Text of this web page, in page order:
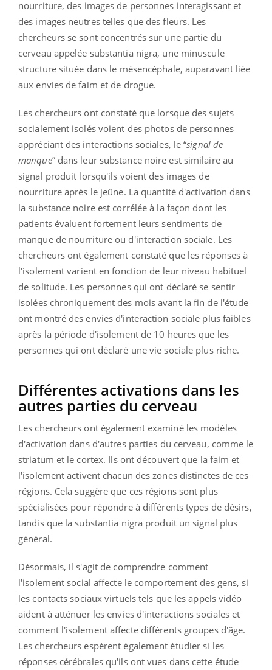
nourriture, des images de personnes interagissant et
des images neutres telles que des fleurs. Les
chercheurs se sont concentrés sur une partie du
cerveau appelée substantia nigra, une minuscule
structure située dans le mésencéphale, auparavant liée
aux envies de faim et de drogue.
Les chercheurs ont constaté que lorsque des sujets
socialement isolés voient des photos de personnes
appréciant des interactions sociales, le “signal de
manque” dans leur substance noire est similaire au
signal produit lorsqu'ils voient des images de
nourriture après le jeûne. La quantité d'activation dans
la substance noire est corrélée à la façon dont les
patients évaluent fortement leurs sentiments de
manque de nourriture ou d'interaction sociale. Les
chercheurs ont également constaté que les réponses à
l'isolement varient en fonction de leur niveau habituel
de solitude. Les personnes qui ont déclaré se sentir
isolées chroniquement des mois avant la fin de l'étude
ont montré des envies d'interaction sociale plus faibles
après la période d'isolement de 10 heures que les
personnes qui ont déclaré une vie sociale plus riche.
Différentes activations dans les
autres parties du cerveau
Les chercheurs ont également examiné les modèles
d'activation dans d'autres parties du cerveau, comme le
striatum et le cortex. Ils ont découvert que la faim et
l'isolement activent chacun des zones distinctes de ces
régions. Cela suggère que ces régions sont plus
spécialisées pour répondre à différents types de désirs,
tandis que la substantia nigra produit un signal plus
général.
Désormais, il s'agit de comprendre comment
l'isolement social affecte le comportement des gens, si
les contacts sociaux virtuels tels que les appels vidéo
aident à atténuer les envies d'interactions sociales et
comment l'isolement affecte différents groupes d'âge.
Les chercheurs espèrent également étudier si les
réponses cérébrales qu'ils ont vues dans cette étude